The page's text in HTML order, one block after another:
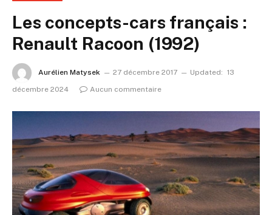
Les concepts-cars français :
Renault Racoon (1992)
Aurélien Matysek 27 décembre 2017 Updated: 13
décembre 2024
Aucun commentaire